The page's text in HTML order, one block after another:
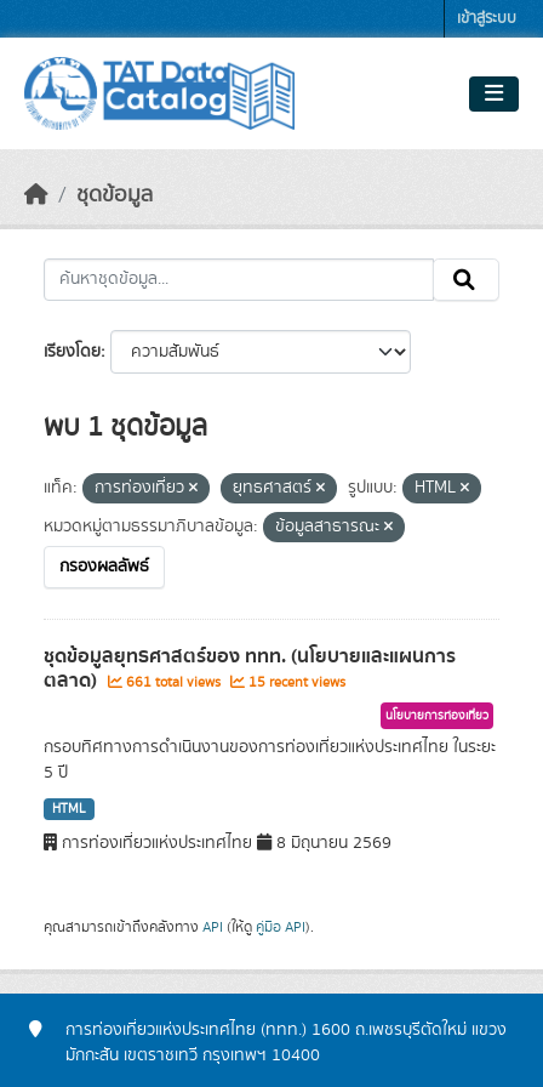
เข้าสู่ระบบ
ชุดข้อมูล
เรียงโดย
พบ 1 ชุดข้อมูล
แท็ค: การท่องเที่ยว ยุทธศาสตร์ รูปแบบ:
HTML
หมวดหมู่ตามธรรมาภิบาลข้อมูล:
ข้อมูลสาธารณะ
กรองผลลัพธ์
ชุดข้อมูลยุทธศาสตร์ของ ททท. (นโยบายและแผนการ
ตลาด) 661 total views 15 recent views
นโยบายการท่องเที่ยว
กรอบทิศทางการดำเนินงานของการท่องเที่ยวแห่งประเทศไทย ในระยะ
5 ปี
HTML
การท่องเที่ยวแห่งประเทศไทย 8 มิถุนายน 2569
คุณสามารถเข้าถึงคลังทาง API (ให้ดู คู่มือ API).
การท่องเที่ยวแห่งประเทศไทย (ททท.) 1600 ถ.เพชรบุรีตัดใหม่ แขวง
มักกะสัน เขตราชเทวี กรุงเทพฯ 10400